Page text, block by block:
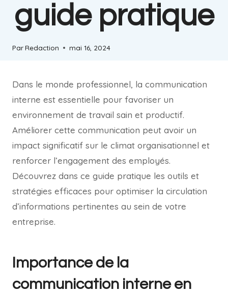
guide pratique
ParRedaction mai 16, 2024
Dans le monde professionnel, la communication
interne est essentielle pour favoriser un
environnement de travail sain et productif.
Améliorer cette communication peut avoir un
impact significatif sur le climat organisationnel et
renforcer l’engagement des employés.
Découvrez dans ce guide pratique les outils et
stratégies efficaces pour optimiser la circulation
d’informations pertinentes au sein de votre
entreprise.
Importance de la
communication interne en